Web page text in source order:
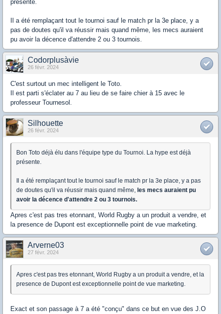
présente.
Il a été remplaçant tout le tournoi sauf le match pr la 3e place, y a
pas de doutes qu'il va réussir mais quand même, les mecs auraient
pu avoir la décence d'attendre 2 ou 3 tournois.
Codorplusàvie
26 févr. 2024
C'est surtout un mec intelligent le Toto.
Il est parti s'éclater au 7 au lieu de se faire chier à 15 avec le
professeur Tournesol.
Silhouette
26 févr. 2024
Bon Toto déjà élu dans l'équipe type du Tournoi. La hype est déjà
présente.
Il a été remplaçant tout le tournoi sauf le match pr la 3e place, y a pas
de doutes qu'il va réussir mais quand même, les mecs auraient pu
avoir la décence d'attendre 2 ou 3 tournois.
Apres c'est pas tres etonnant, World Rugby a un produit a vendre, et
la presence de Dupont est exceptionnelle point de vue marketing.
Arverne03
27 févr. 2024
Apres c'est pas tres etonnant, World Rugby a un produit a vendre, et la
presence de Dupont est exceptionnelle point de vue marketing.
Exact et son passage à 7 a été "conçu" dans ce but en vue des J.O